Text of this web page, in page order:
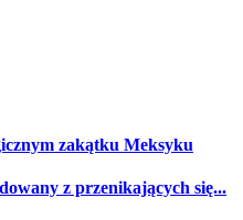
zakątku Meksyku
z przenikających się...